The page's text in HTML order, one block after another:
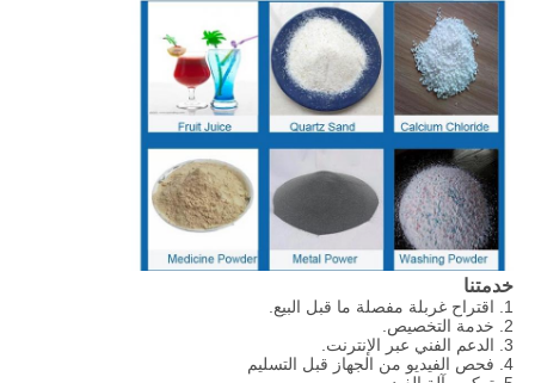
خدمتنا
1. اقتراح غربلة مفصلة ما قبل البيع.
2. خدمة التخصيص.
3. الدعم الفني عبر الإنترنت.
4. فحص الفيديو من الجهاز قبل التسليم